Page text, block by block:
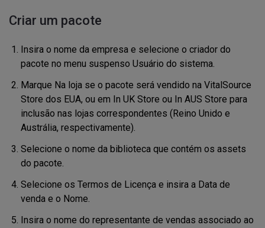
Criar um pacote
Insira o nome da empresa e selecione o criador do
pacote no menu suspenso Usuário do sistema.
Marque Na loja se o pacote será vendido na VitalSource
Store dos EUA, ou em In UK Store ou In AUS Store para
inclusão nas lojas correspondentes (Reino Unido e
Austrália, respectivamente).
Selecione o nome da biblioteca que contém os assets
do pacote.
Selecione os Termos de Licença e insira a Data de
venda e o Nome.
Insira o nome do representante de vendas associado ao